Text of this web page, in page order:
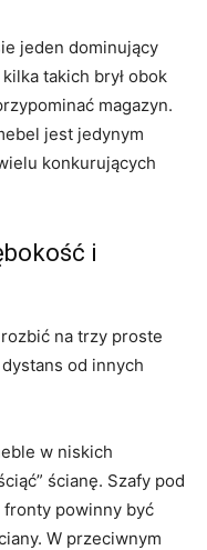
jeden dominujący
takich brył obok
magazyn.
jest jedynym
konkurujących
i
na trzy proste
od innych
w niskich
ścianę. Szafy pod
fronty powinny być
W przeciwnym